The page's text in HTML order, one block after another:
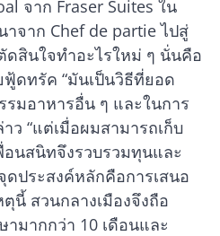
จาก Fraser Suites ใน
จาก Chef de partie ไปสู่
ดสินใจทำอะไรใหม่ ๆ นั่นคือ
ฟู้ดทรัค “มันเป็นวิธีที่ยอด
มอาหารอื่น ๆ และในการ
ว “แต่เมื่อผมสามารถเก็บ
อนสนิทจึงรวบรวมทุนและ
ดประสงค์หลักคือการเสนอ
นี้ สวนกลางเมืองจึงถือ
ามากกว่า 10 เดือนและ